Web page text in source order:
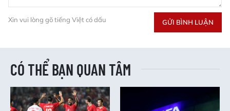
Xin vui lòng gõ tiếng Việt có dấu GỬI BÌNH LUẬN
CÓ THỂ BẠN QUAN TÂM